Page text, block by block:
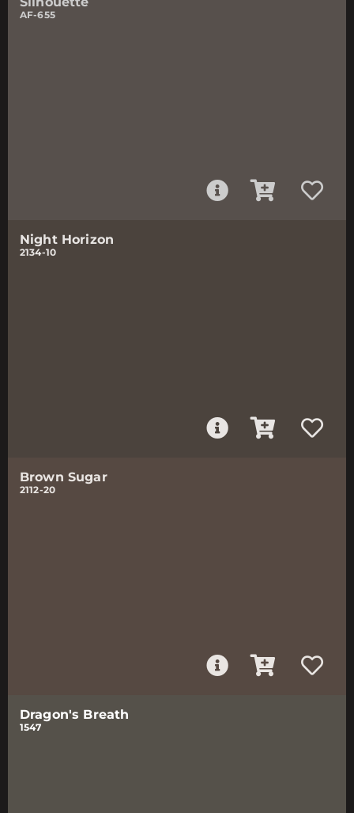
AF-655
Night Horizon
2134-10
Brown Sugar
2112-20
Dragon's Breath
1547